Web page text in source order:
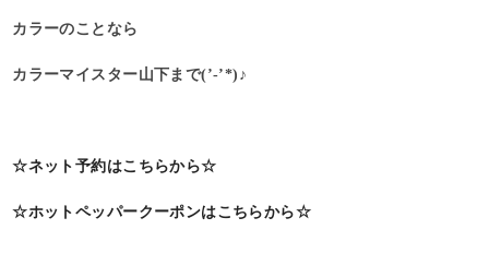
カラーのことなら
カラーマイスター山下まで(’-’*)♪
☆ネット予約はこちらから☆
☆ホットペッパークーポンはこちらから☆